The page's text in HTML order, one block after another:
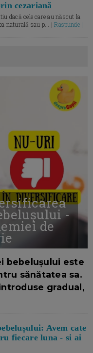
cezariană
dacă cele care au născut la
naturală sau p... |Raspunde |
-
de
bebelușului este
sănătatea sa.
gradual,
Avem cate
fiecare luna - si ai